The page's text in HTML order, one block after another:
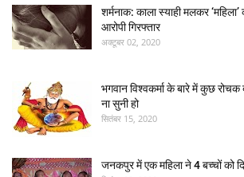
शर्मनाक: काला स्याही मलकर
आरोपी गिरफ्तार
अक्टूबर 02, 2020
भगवान विश्वकर्मा के बारे में कुछ
ना सुनी हो
सितंबर 15, 2020
जनकपुर में एक महिला ने 4 बच्चों को